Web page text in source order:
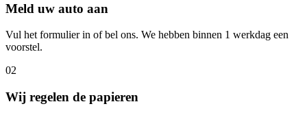
Meld uw auto aan
Vul het formulier in of bel ons. We hebben binnen 1 werkdag een
voorstel.
02
Wij regelen de papieren